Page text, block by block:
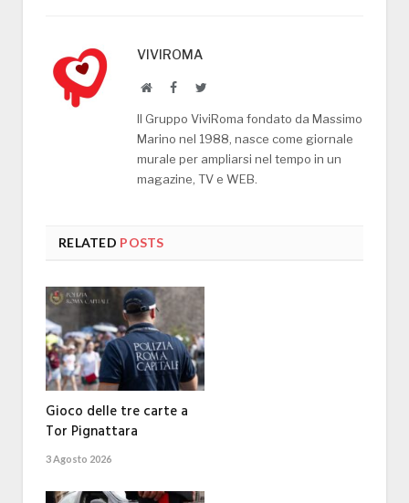
VIVIROMA
WebsiteFacebookTwitter
Il Gruppo ViviRoma fondato da Massimo
Marino nel 1988, nasce come giornale
murale per ampliarsi nel tempo in un
magazine, TV e WEB.
RELATED POSTS
Gioco delle tre carte a
Tor Pignattara
3 Agosto 2026